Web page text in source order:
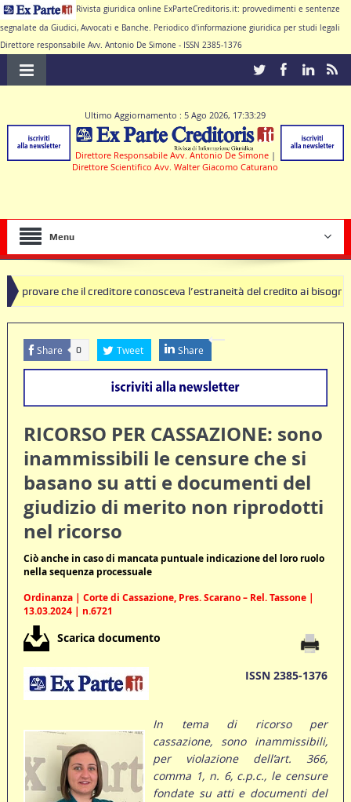
Rivista giuridica online ExParteCreditoris.it: provvedimenti e sentenze
segnalate da Giudici, Avvocati e Banche. Periodico d'informazione giuridica per studi legali
Direttore responsabile Avv. Antonio De Simone - ISSN 2385-1376
Ultimo Aggiornamento : 5 Ago 2026, 17:33:29
Direttore Responsabile Avv. Antonio De Simone |
Direttore Scientifico Avv. Walter Giacomo Caturano
Menu
che il creditore conosceva l’estraneità del credito ai bisogni della
di clausole nulle deve produrre il contratto di conto corrente
Share 0 Tweet Share
RICORSO PER CASSAZIONE: sono
inammissibili le censure che si
basano su atti e documenti del
giudizio di merito non riprodotti
nel ricorso
Ciò anche in caso di mancata puntuale indicazione del loro ruolo
nella sequenza processuale
Ordinanza | Corte di Cassazione, Pres. Scarano – Rel. Tassone |
13.03.2024 | n.6721
Scarica documento
ISSN 2385-1376
In tema di ricorso per
cassazione, sono inammissibili,
per violazione dell’art. 366,
comma 1, n. 6, c.p.c., le censure
fondate su atti e documenti del